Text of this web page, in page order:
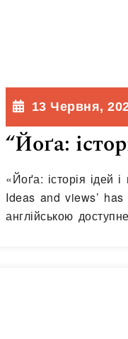
13 Червня,
“Йоґа:
«Йоґа: історія ідей
Ideas and views’
англійською